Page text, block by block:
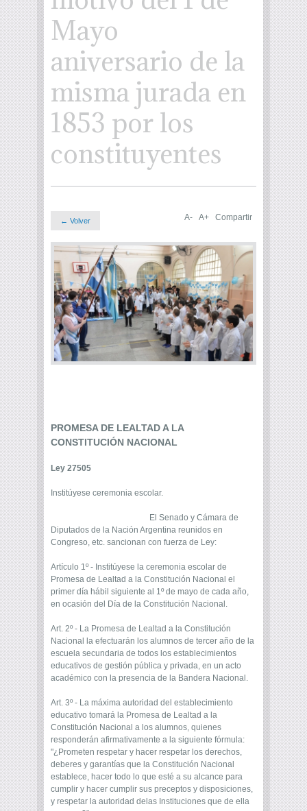
Mayo
aniversario de la
misma jurada en
1853 por los
constituyentes
← Volver A- A+ Compartir
PROMESA DE LEALTAD A LA
CONSTITUCIÓN NACIONAL
Ley 27505
Institúyese ceremonia escolar.
El Senado y Cámara de
Diputados de la Nación Argentina reunidos en
Congreso, etc. sancionan con fuerza de Ley:
Artículo 1º - Institúyese la ceremonia escolar de
Promesa de Lealtad a la Constitución Nacional el
primer día hábil siguiente al 1º de mayo de cada año,
en ocasión del Día de la Constitución Nacional.
Art. 2º - La Promesa de Lealtad a la Constitución
Nacional la efectuarán los alumnos de tercer año de la
escuela secundaria de todos los establecimientos
educativos de gestión pública y privada, en un acto
académico con la presencia de la Bandera Nacional.
Art. 3º - La máxima autoridad del establecimiento
educativo tomará la Promesa de Lealtad a la
Constitución Nacional a los alumnos, quienes
responderán afirmativamente a la siguiente fórmula:
"¿Prometen respetar y hacer respetar los derechos,
deberes y garantías que la Constitución Nacional
establece, hacer todo lo que esté a su alcance para
cumplir y hacer cumplir sus preceptos y disposiciones,
y respetar la autoridad delas Instituciones que de ella